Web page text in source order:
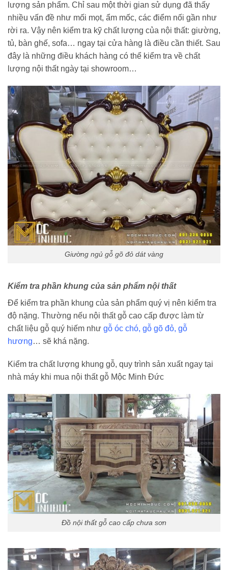
lượng sản phẩm. Chỉ sau một thời gian sử dụng đã thấy
nhiều vấn đề như mối mọt, ẩm mốc, các điểm nối gần như
rời ra. Vậy nên kiểm tra kỹ chất lượng của nội thất: giường,
tủ, bàn ghế, sofa… ngay tại cửa hàng là điều cần thiết. Sau
đây là những điều khách hàng có thể kiểm tra về chất
lượng nội thất ngày tại showroom…
Giường ngủ gỗ gõ đỏ dát vàng
Kiểm tra phần khung của sản phẩm nội thất
Để kiểm tra phần khung của sản phẩm quý vị nên kiểm tra
độ nặng. Thường nếu nội thất gỗ cao cấp được làm từ
chất liệu gỗ quý hiếm như gỗ óc chó, gỗ gõ đỏ, gỗ
hương… sẽ khá nặng.
Kiểm tra chất lượng khung gỗ, quy trình sản xuất ngay tại
nhà máy khi mua nội thất gỗ Mộc Minh Đức
Đồ nội thất gỗ cao cấp chưa sơn